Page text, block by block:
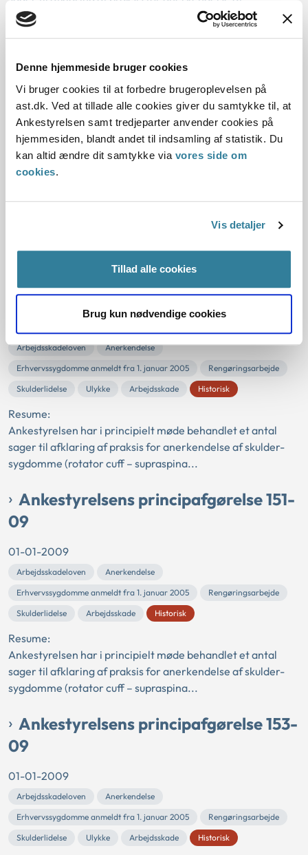
Denne hjemmeside bruger cookies
Vi bruger cookies til at forbedre brugeroplevelsen på
ast.dk. Ved at tillade alle cookies giver du samtykke til, at
Ankestyrelsen samt tredjeparter anvender cookies på
hjemmesiden, blandt andet til indsamling af statistik. Du
kan altid ændre dit samtykke via vores side om
cookies.
Vis detaljer
Tillad alle cookies
Brug kun nødvendige cookies
tennisalbue og golfalbue efter beskæftigels...
09
01-01-2009
Arbejdsskadeloven
Anerkendelse
Erhvervssygdomme anmeldt fra 1. januar 2005
Rengøringsarbejde
Historisk
Ankestyrelsen har i principielt møde behandlet et antal
sager til afklaring af praksis for anerkendelse af
Ankestyrelsens principafgørelse 152-
09
Arbejdsskadeloven
Anerkendelse
Erhvervssygdomme anmeldt fra 1. januar 2005
Rengøringsarbejde
Skulderlidelse
Ulykke Arbejdsskade Historisk
Resume:
Ankestyrelsen har i principielt møde behandlet et antal
sager til afklaring af praksis for anerkendelse af skulder-
sygdomme (rotator cuff – supraspina...
Ankestyrelsens principafgørelse 151-
09
01-01-2009
Arbejdsskadeloven
Anerkendelse
Erhvervssygdomme anmeldt fra 1. januar 2005
Rengøringsarbejde
Skulderlidelse
Arbejdsskade Historisk
Resume:
Ankestyrelsen har i principielt møde behandlet et antal
sager til afklaring af praksis for anerkendelse af skulder-
sygdomme (rotator cuff – supraspina...
Ankestyrelsens principafgørelse 153-
09
01-01-2009
Arbejdsskadeloven
Anerkendelse
Erhvervssygdomme anmeldt fra 1. januar 2005
Rengøringsarbejde
Skulderlidelse
Ulykke Arbejdsskade Historisk